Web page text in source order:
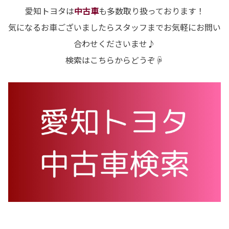
愛知トヨタは中古車も多数取り扱っております！
気になるお車ございましたらスタッフまでお気軽にお問い
合わせくださいませ♪
検索はこちらからどうぞ☟